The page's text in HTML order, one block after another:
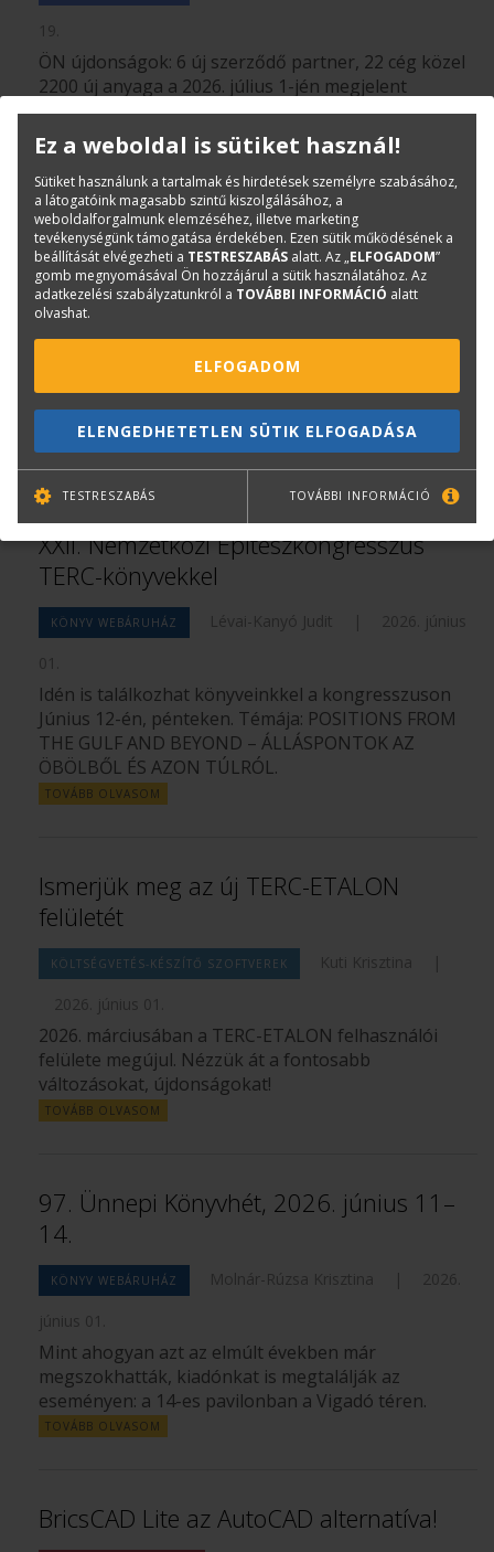
19.
ÖN újdonságok: 6 új szerződő partner, 22 cég közel
2200 új anyaga a 2026. július 1-jén megjelent
adattárban!
TOVÁBB OLVASOM
BricsCAD júniusi akció: 15% kedvezmény
minden licencre
TERVEZŐ SZOFTVEREK Kiss Árpád | 2026. június 01.
Ultimate termékekre érvényes, így most kedvezőbb
megoldást tervezési és mérnöki feladataihoz.
TOVÁBB OLVASOM
XXII. Nemzetközi Építészkongresszus
TERC-könyvekkel
KÖNYV WEBÁRUHÁZ Lévai-Kanyó Judit |
2026. június
01.
Idén is találkozhat könyveinkkel a kongresszuson
Június 12-én, pénteken. Témája: POSITIONS FROM
THE GULF AND BEYOND – ÁLLÁSPONTOK AZ
ÖBÖLBŐL ÉS AZON TÚLRÓL.
TOVÁBB OLVASOM
Ismerjük meg az új TERC-ETALON
felületét
KÖLTSÉGVETÉS-KÉSZÍTŐ SZOFTVEREK Kuti Krisztina
|
2026. június 01.
2026. márciusában a TERC-ETALON felhasználói
felülete megújul. Nézzük át a fontosabb
változásokat, újdonságokat!
TOVÁBB OLVASOM
97. Ünnepi Könyvhét, 2026. június 11–
14.
KÖNYV WEBÁRUHÁZ Molnár-Rúzsa Krisztina |
2026.
június 01.
Mint ahogyan azt az elmúlt években már
megszokhatták, kiadónkat is megtalálják az
eseményen: a 14-es pavilonban a Vigadó téren.
TOVÁBB OLVASOM
BricsCAD Lite az AutoCAD alternatíva!
Ez a weboldal is sütiket használ!
Sütiket használunk a tartalmak és hirdetések személyre szabásához,
a látogatóink magasabb szintű kiszolgálásához, a
weboldalforgalmunk elemzéséhez, illetve marketing
tevékenységünk támogatása érdekében. Ezen sütik működésének a
beállítását elvégezheti a TESTRESZABÁS alatt. Az „ELFOGADOM”
gomb megnyomásával Ön hozzájárul a sütik használatához. Az
adatkezelési szabályzatunkról a TOVÁBBI INFORMÁCIÓ alatt
olvashat.
ELFOGADOM
ELENGEDHETETLEN SÜTIK ELFOGADÁSA
TESTRESZABÁS TOVÁBBI INFORMÁCIÓ